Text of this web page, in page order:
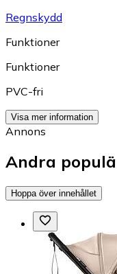
Regnskydd
Funktioner
Funktioner
PVC-fri
Visa mer information
Annons
Andra
Hoppa över innehållet